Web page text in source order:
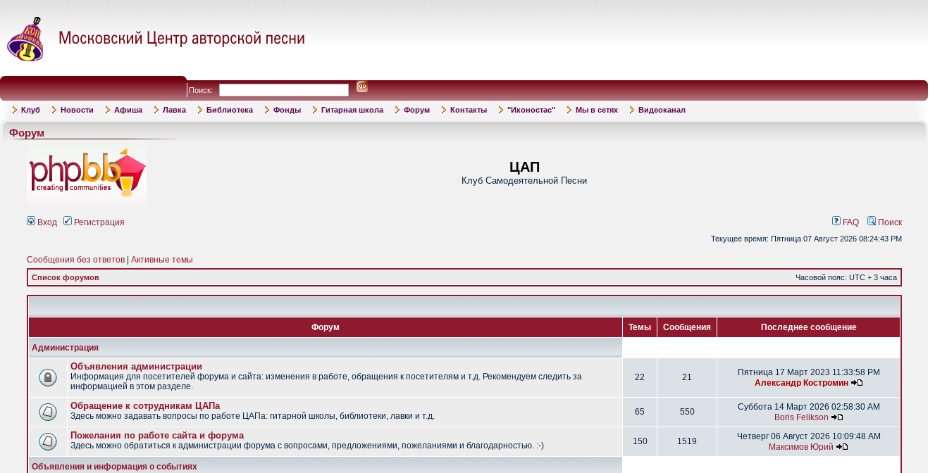
Поиск:
Клуб Новости Афиша Лавка Библиотека Фонды Гитарная школа Форум Контакты "Иконостас" Мы в сетях Видеоканал
Форум
ЦАП
Клуб Самодеятельной Песни
Вход Регистрация FAQ Поиск
Текущее время: Пятница 07 Август 2026 08:24:43 PM
Сообщения без ответов Активные темы
Список форумов Часовой пояс: UTC + 3 часа
Форум Темы Сообщения Последнее сообщение
Администрация
Объявления администрации
Информация для посетителей форума и сайта: изменения в работе, обращения к посетителям и т.д. Рекомендуем следить за
информацией в этом разделе.
22 21
Пятница 17 Март 2023 11:33:58 PM
Александр Костромин
Обращение к сотрудникам ЦАПа
Здесь можно задавать вопросы по работе ЦАПа: гитарной школы, библиотеки, лавки и т.д. 65 550
Суббота 14 Март 2026 02:58:30 AM
Boris Felikson
Пожелания по работе сайта и форума
Здесь можно обратиться к администрации форума с вопросами, предложениями, пожеланиями и благодарностью. :-) 150 1519
Четверг 06 Август 2026 10:09:48 AM
Максимов Юрий
Объявления и информация о событиях